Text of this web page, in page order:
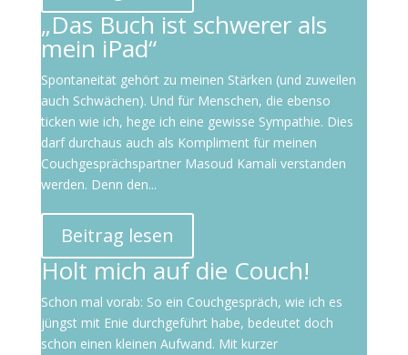
„Das Buch ist schwerer als
mein iPad“
Spontaneität gehört zu meinen Stärken (und zuweilen
auch Schwächen). Und für Menschen, die ebenso
ticken wie ich, hege ich eine gewisse Sympathie. Dies
darf durchaus auch als Kompliment für meinen
Couchgesprächspartner Masoud Kamali verstanden
werden. Denn den...
Beitrag lesen
Holt mich auf die Couch!
Schon mal vorab: So ein Couchgespräch, wie ich es
jüngst mit Enie durchgeführt habe, bedeutet doch
schon einen kleinen Aufwand. Mit kurzer